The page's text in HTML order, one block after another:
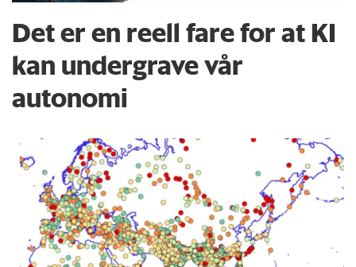
Det er en reell fare for at KI
kan undergrave vår
autonomi